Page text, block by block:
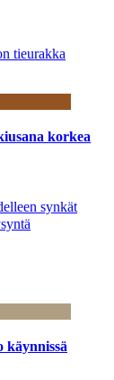
tieurakka
korkea
synkät
käynnissä